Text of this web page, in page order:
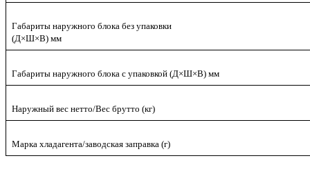
Габариты наружного блока без упаковки
(Д×Ш×В) мм
Габариты наружного блока с упаковкой (Д×Ш×В) мм
Наружный вес нетто/Вес брутто (кг)
Марка хладагента/заводская заправка (г)